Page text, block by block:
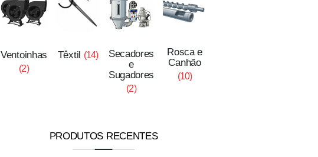
Ventoinhas
(2)
Têxtil (14)
Secadores
e
Sugadores
(2)
Rosca e
Canhão
(10)
PRODUTOS RECENTES